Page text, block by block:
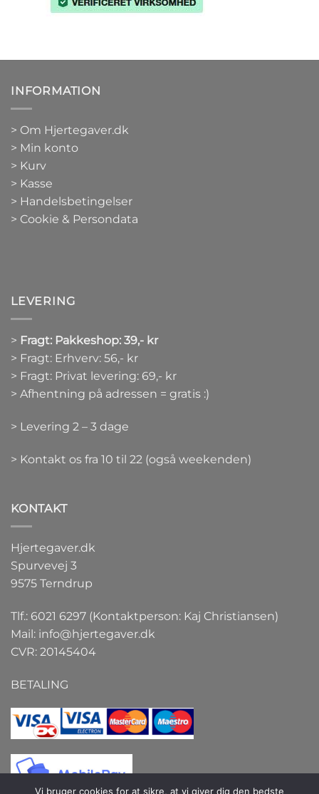
INFORMATION
> Om Hjertegaver.dk
> Min konto
> Kurv
> Kasse
> Handelsbetingelser
> Cookie & Persondata
LEVERING
> Fragt: Pakkeshop: 39,- kr
> Fragt: Erhverv: 56,- kr
> Fragt: Privat levering: 69,- kr
> Afhentning på adressen = gratis :)
> Levering 2 – 3 dage
> Kontakt os fra 10 til 22 (også weekenden)
KONTAKT
Hjertegaver.dk
Spurvevej 3
9575 Terndrup
Tlf.: 6021 6297 (Kontaktperson: Kaj Christiansen)
Mail: info@hjertegaver.dk
CVR: 20145404
BETALING
Vi bruger cookies for at sikre, at vi giver dig den bedste